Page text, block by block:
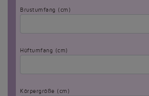
Brustumfang (cm)
Hüftumfang (cm)
Körpergröße (cm)